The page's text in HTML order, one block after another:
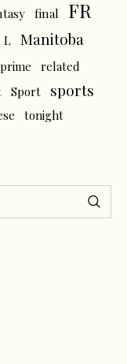
final
FR
L Manitoba
prime related
Sport sports
tonight